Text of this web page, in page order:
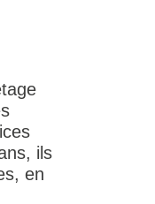
ils
en